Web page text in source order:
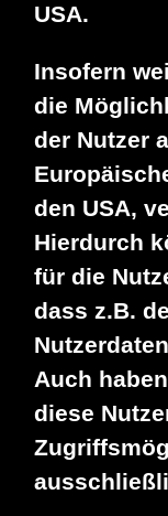
USA.
Insofern
die
der Nutzer
den USA,
Hierdurch
für die
dass z.B.
Auch
diese